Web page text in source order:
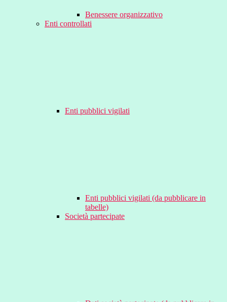
Benessere organizzativo
Enti controllati
Enti pubblici vigilati
Enti pubblici vigilati (da pubblicare in
tabelle)
Società partecipate